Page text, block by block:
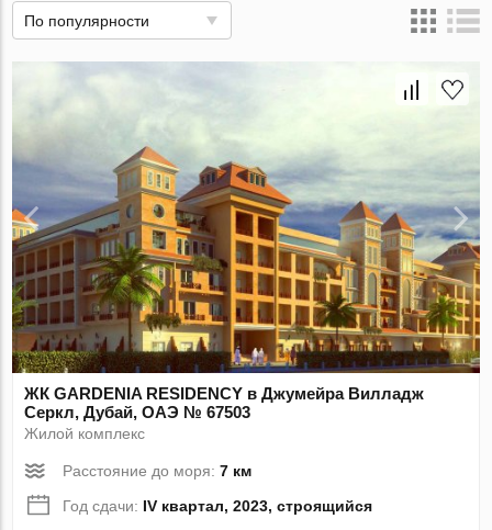
По популярности
ЖК GARDENIA RESIDENCY в Джумейра Вилладж
Серкл, Дубай, ОАЭ № 67503
Жилой комплекс
Расстояние до моря:7 км
Год сдачи: IV квартал, 2023, строящийся